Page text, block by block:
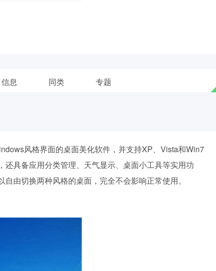
信息 同类 专题
风格界面的桌面美化软件，并支持XP、Vista和Win7
具备应用分类管理、天气显示、桌面小工具等实用功
由切换两种风格的桌面，完全不会影响正常使用。